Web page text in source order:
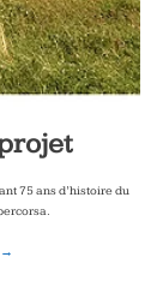
75 ans d’histoire du
→